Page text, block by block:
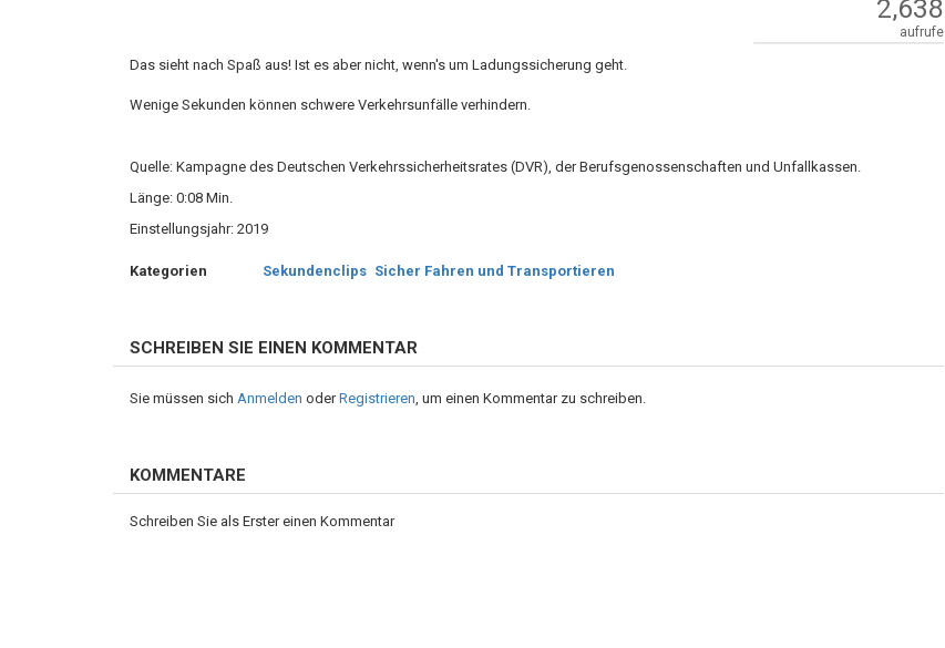
2,638
aufrufe
Das sieht nach Spaß aus! Ist es aber nicht, wenn's um Ladungssicherung geht.
Wenige Sekunden können schwere Verkehrsunfälle verhindern.
Quelle: Kampagne des Deutschen Verkehrssicherheitsrates (DVR), der Berufsgenossenschaften und Unfallkassen.
Länge: 0:08 Min.
Einstellungsjahr: 2019
Kategorien Sekundenclips Sicher Fahren und Transportieren
SCHREIBEN SIE EINEN KOMMENTAR
Sie müssen sich Anmelden oderRegistrieren, um einen Kommentar zu schreiben.
KOMMENTARE
Schreiben Sie als Erster einen Kommentar